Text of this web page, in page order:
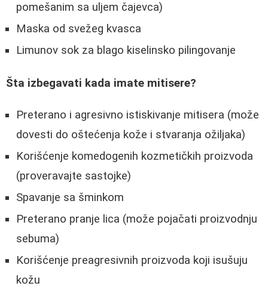
pomešanim sa uljem čajevca)
Maska od svežeg kvasca
Limunov sok za blago kiselinsko pilingovanje
Šta izbegavati kada imate mitisere?
Preterano i agresivno istiskivanje mitisera (može
dovesti do oštećenja kože i stvaranja ožiljaka)
Korišćenje komedogenih kozmetičkih proizvoda
(proveravajte sastojke)
Spavanje sa šminkom
Preterano pranje lica (može pojačati proizvodnju
sebuma)
Korišćenje preagresivnih proizvoda koji isušuju
kožu